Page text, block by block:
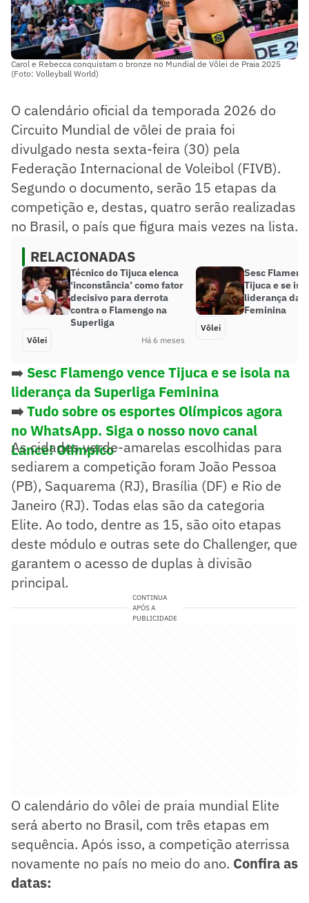
Carol e Rebecca conquistam o bronze no Mundial de Vôlei de Praia 2025
(Foto: Volleyball World)
O calendário oficial da temporada 2026 do
Circuito Mundial de vôlei de praia foi
divulgado nesta sexta-feira (30) pela
Federação Internacional de Voleibol (FIVB).
Segundo o documento, serão 15 etapas da
competição e, destas, quatro serão realizadas
no Brasil, o país que figura mais vezes na lista.
RELACIONADAS
Técnico do Tijuca elenca
‘inconstância’ como fator
decisivo para derrota
contra o Flamengo na
Superliga
Vôlei Há 6 meses
Sesc
Tijuca e se
liderança da
Feminina
Vôlei
➡️ Sesc Flamengo vence Tijuca e se isola na
liderança da Superliga Feminina
➡️Tudo sobre os esportes Olímpicos agora
no WhatsApp. Siga o nosso novo canal
Lance! Olímpico
As cidades verde-amarelas escolhidas para
sediarem a competição foram João Pessoa
(PB), Saquarema (RJ), Brasília (DF) e Rio de
Janeiro (RJ). Todas elas são da categoria
Elite. Ao todo, dentre as 15, são oito etapas
deste módulo e outras sete do Challenger, que
garantem o acesso de duplas à divisão
principal.
CONTINUA
APÓS A
PUBLICIDADE
O calendário do vôlei de praia mundial Elite
será aberto no Brasil, com três etapas em
sequência. Após isso, a competição aterrissa
novamente no país no meio do ano. Confira as
datas: